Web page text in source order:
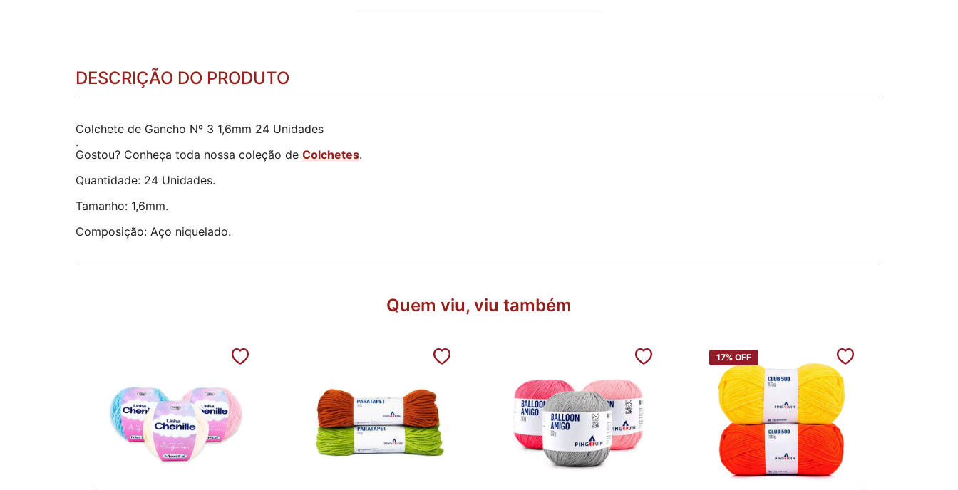
DESCRIÇÃO DO PRODUTO
Colchete de Gancho Nº 3 1,6mm 24 Unidades
.
Gostou? Conheça toda nossa coleção de Colchetes.
Quantidade: 24 Unidades.
Tamanho: 1,6mm.
Composição: Aço niquelado.
Quem viu, viu também
17% OFF